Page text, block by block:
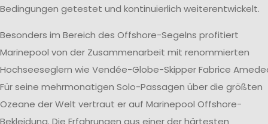
Bedingungen getestet und kontinuierlich weiterentwickelt.
Besonders im Bereich des Offshore-Segelns profitiert
Marinepool von der Zusammenarbeit mit renommierten
Hochseeseglern wie Vendée-Globe-Skipper Fabrice
Für seine mehrmonatigen Solo-Passagen über die größten
Ozeane der Welt vertraut er auf Marinepool Offshore-
Bekleidung. Die Erfahrungen aus einer der härtesten